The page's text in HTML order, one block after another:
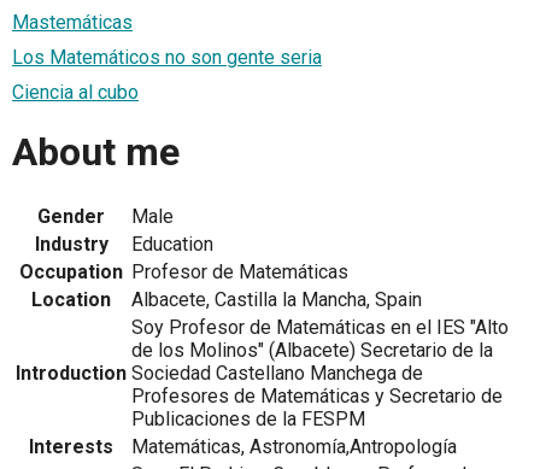
Mastemáticas
Los Matemáticos no son gente seria
Ciencia al cubo
About me
Gender
Male
Industry
Education
Occupation Profesor de Matemáticas
Location
Albacete, Castilla la Mancha, Spain
Introduction
Soy Profesor de Matemáticas en el IES "Alto
de los Molinos" (Albacete) Secretario de la
Sociedad Castellano Manchega de
Profesores de Matemáticas y Secretario de
Publicaciones de la FESPM
Interests
Matemáticas, Astronomía,Antropología